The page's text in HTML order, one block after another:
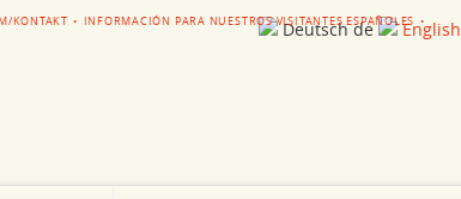
KONTAKT INFORMACIÓN PARA NUESTROS VISITANTES ESPAÑOLES
Deutschde English